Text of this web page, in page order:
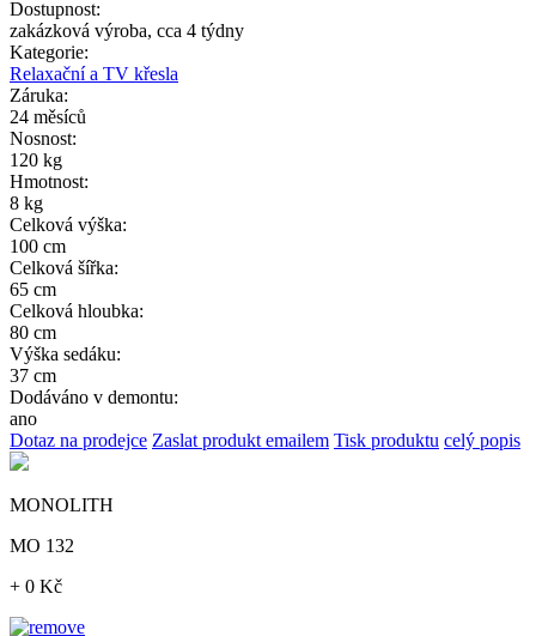
Dostupnost:
zakázková výroba, cca 4 týdny
Kategorie:
Relaxační a TV křesla
Záruka:
24 měsíců
Nosnost:
120 kg
Hmotnost:
8 kg
Celková výška:
100 cm
Celková šířka:
65 cm
Celková hloubka:
80 cm
Výška sedáku:
37 cm
Dodáváno v demontu:
ano
Dotaz na prodejce Zaslat produkt emailem Tisk produktu celý popis
MONOLITH
MO 132
+ 0 Kč